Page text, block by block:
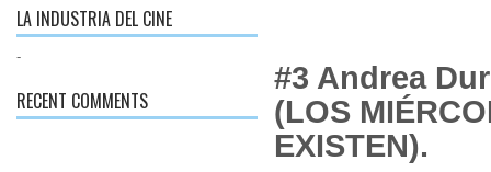
LA INDUSTRIA DEL CINE
-
RECENT COMMENTS
#3 Andrea
(LOS
EXISTEN).